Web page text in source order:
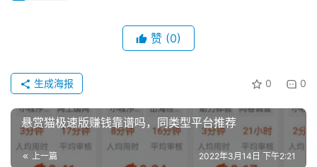
赞 (0)
0 0
生成海报
悬赏猫极速版赚钱靠谱吗，同类型平台推荐
上一篇 2022年3月14日 下午2:21